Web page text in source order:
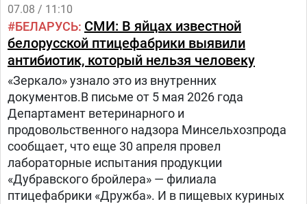
07.08 / 11:10
БЕЛАРУСЬ СМИ: В яйцах известной
белорусской птицефабрики выявили
антибиотик, который нельзя человеку
«Зеркало» узнало это из внутренних
документов.В письме от 5 мая 2026 года
Департамент ветеринарного и
продовольственного надзора Минсельхозпрода
сообщает, что еще 30 апреля провел
лабораторные испытания продукции
«Дубравского бройлера» — филиала
птицефабрики «Дружба». И в пищевых куриных